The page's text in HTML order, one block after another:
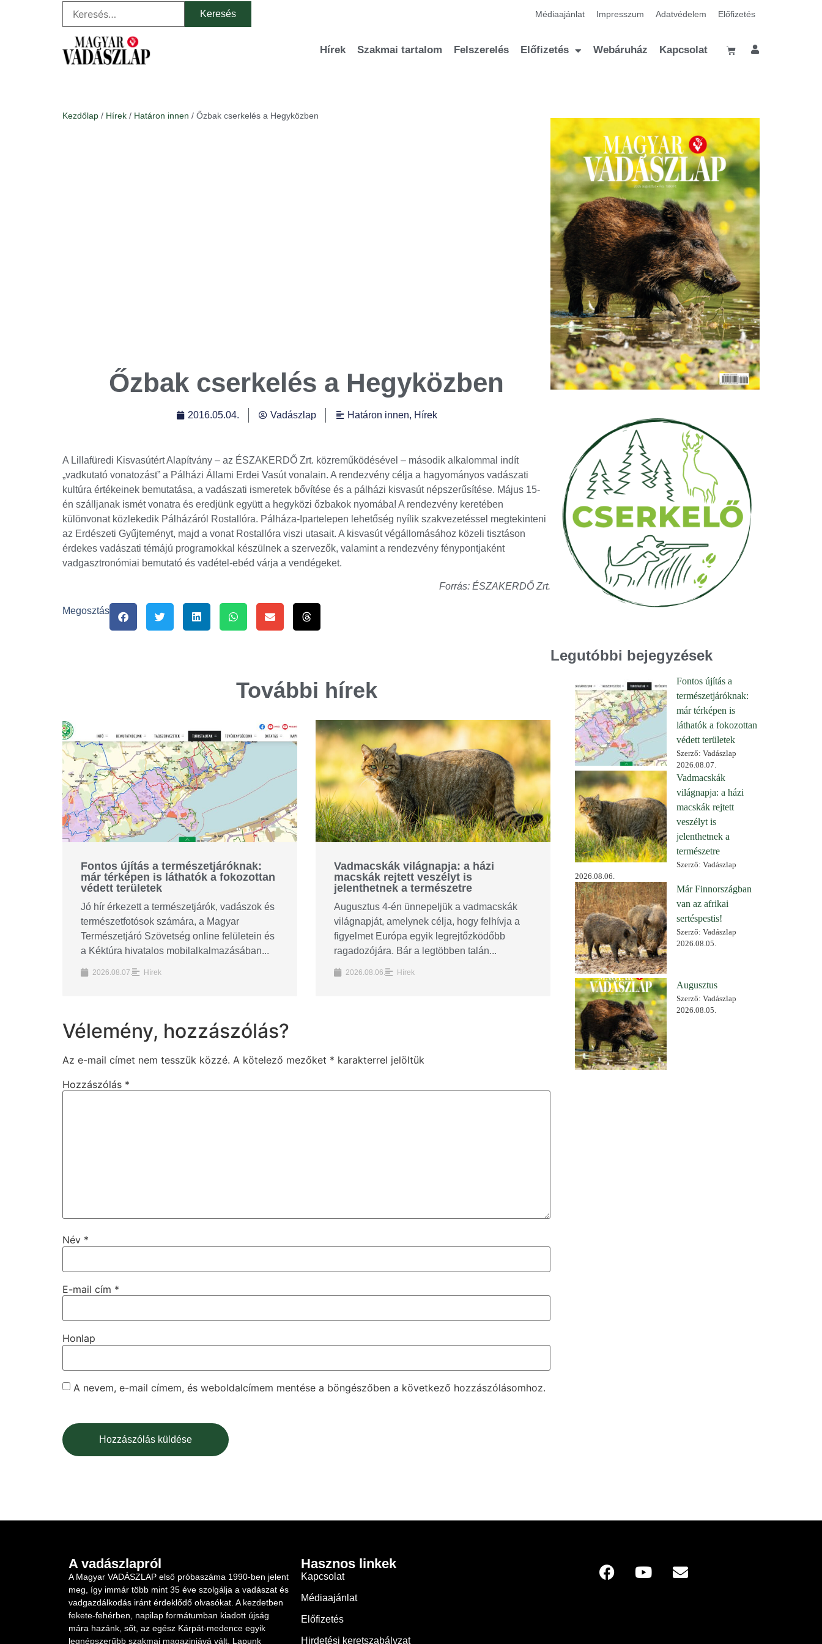
Médiaajánlat Impresszum Adatvédelem Előfizetés
Hírek Szakmai tartalom Felszerelés Előfizetés Webáruház Kapcsolat
Kezdőlap / Hírek / Határon innen / Őzbak cserkelés a Hegyközben
Őzbak cserkelés a Hegyközben
2016.05.04. Vadászlap Határon innen, Hírek
A Lillafüredi Kisvasútért Alapítvány – az ÉSZAKERDŐ Zrt. közreműködésével – második alkalommal indít
„vadkutató vonatozást” a Pálházi Állami Erdei Vasút vonalain. A rendezvény célja a hagyományos vadászati
kultúra értékeinek bemutatása, a vadászati ismeretek bővítése és a pálházi kisvasút népszerűsítése. Május 15-
én szálljanak ismét vonatra és eredjünk együtt a hegyközi őzbakok nyomába! A rendezvény keretében
különvonat közlekedik Pálházáról Rostallóra. Pálháza-Ipartelepen lehetőség nyílik szakvezetéssel megtekinteni
az Erdészeti Gyűjteményt, majd a vonat Rostallóra viszi utasait. A kisvasút végállomásához közeli tisztáson
érdekes vadászati témájú programokkal készülnek a szervezők, valamint a rendezvény fénypontjaként
vadgasztronómiai bemutató és vadétel-ebéd várja a vendégeket.
Forrás: ÉSZAKERDŐ Zrt.
Megosztás
További hírek
Fontos újítás a természetjáróknak:
már térképen is láthatók a fokozottan
védett területek
Jó hír érkezett a természetjárók, vadászok és
természetfotósok számára, a Magyar
Természetjáró Szövetség online felületein és
a Kéktúra hivatalos mobilalkalmazásában...
2026.08.07. Hírek
Vadmacskák világnapja: a házi
macskák rejtett veszélyt is
jelenthetnek a természetre
Augusztus 4-én ünnepeljük a vadmacskák
világnapját, amelynek célja, hogy felhívja a
figyelmet Európa egyik legrejtőzködőbb
ragadozójára. Bár a legtöbben talán...
2026.08.06. Hírek
Vélemény, hozzászólás?
Az e-mail címet nem tesszük közzé. A kötelező mezőket * karakterrel jelöltük
Hozzászólás *
Név *
E-mail cím *
Honlap
A nevem, e-mail címem, és weboldalcímem mentése a böngészőben a következő hozzászólásomhoz.
Legutóbbi bejegyzések
Fontos újítás a
természetjáróknak:
már térképen is
láthatók a fokozottan
védett területek
Szerző: Vadászlap
2026.08.07.
Vadmacskák
világnapja: a házi
macskák rejtett
veszélyt is
jelenthetnek a
természetre
Szerző: Vadászlap
2026.08.06.
Már Finnországban
van az afrikai
sertéspestis!
Szerző: Vadászlap
2026.08.05.
Augusztus
Szerző: Vadászlap
2026.08.05.
A vadászlapról
A Magyar VADÁSZLAP első próbaszáma 1990-ben jelent
meg, így immár több mint 35 éve szolgálja a vadászat és
vadgazdálkodás iránt érdeklődő olvasókat. A kezdetben
fekete-fehérben, napilap formátumban kiadott újság
mára hazánk, sőt, az egész Kárpát-medence egyik
legnépszerűbb szakmai magazinjává vált. Lapunk
Hasznos linkek
Kapcsolat
Médiaajánlat
Előfizetés
Hirdetési keretszabályzat